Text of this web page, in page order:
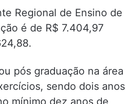
Regional de Ensino de
é de R$ 7.404,97
pós graduação na área
sendo dois anos
mínimo dez anos de